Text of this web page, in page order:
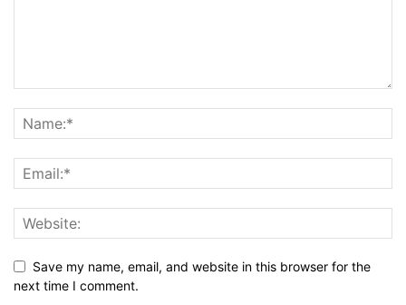
Save my name, email, and website in this browser for the
next time I comment.